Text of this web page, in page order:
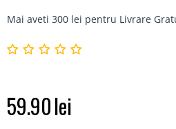
Mai aveti 300 lei pentru Livrare
59.90lei